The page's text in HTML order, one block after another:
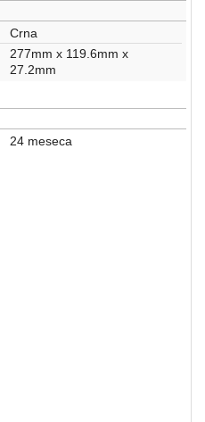
Crna
277mm x 119.6mm x
27.2mm
24 meseca